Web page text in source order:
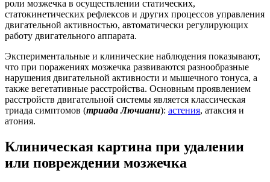
роли мозжечка в осуществлении статических,
статокинетических рефлексов и других процессов управления
двигательной активностью, автоматически регулирующих
работу двигательного аппарата.
Экспериментальные и клинические наблюдения показывают,
что при поражениях мозжечка развиваются разнообразные
нарушения двигательной активности и мышечного тонуса, а
также вегетативные расстройства. Основным проявлением
расстройств двигательной системы является классическая
триада симптомов (триада Лючиани): астения, атаксия и
атония.
Клиническая картина при удалении
или повреждении мозжечка